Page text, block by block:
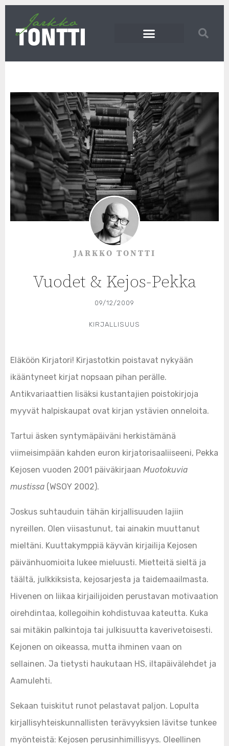
JARKKO TONTTI
Vuodet & Kejos-Pekka
09/12/2009
KIRJALLISUUS
Eläköön Kirjatori! Kirjastotkin poistavat nykyään
ikääntyneet kirjat nopsaan pihan perälle.
Antikvariaattien lisäksi kustantajien poistokirjoja
myyvät halpiskaupat ovat kirjan ystävien onneloita.
Tartui äsken syntymäpäiväni herkistämänä
viimeisimpään kahden euron kirjatorisaaliiseeni, Pekka
Kejosen vuoden 2001 päiväkirjaan Muotokuvia
mustissa (WSOY 2002).
Joskus suhtauduin tähän kirjallisuuden lajiin
nyreillen. Olen viisastunut, tai ainakin muuttanut
mieltäni. Kuuttakymppiä käyvän kirjailija Kejosen
päivänhuomioita lukee mieluusti. Mietteitä sieltä ja
täältä, julkkiksista, kejosarjesta ja taidemaailmasta.
Hivenen on liikaa kirjailijoiden perustavan motivaation
oirehdintaa, kollegoihin kohdistuvaa kateutta. Kuka
sai mitäkin palkintoja tai julkisuutta kaverivetoisesti.
Kejonen on oikeassa, mutta ihminen vaan on
sellainen. Ja tietysti haukutaan HS, iltapäivälehdet ja
Aamulehti.
Sekaan tuiskitut runot pelastavat paljon. Lopulta
kirjallisyhteiskunnallisten terävyyksien lävitse tunkee
myönteistä: Kejosen perusinhimillisyys. Oleellinen